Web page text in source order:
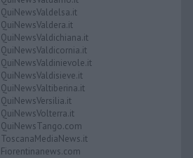
QuiNewsValdelsa.it
QuiNewsValdera.it
QuiNewsValdichiana.it
QuiNewsValdicornia.it
QuiNewsValdinievole.it
QuiNewsValdisieve.it
QuiNewsValtiberina.it
QuiNewsVersilia.it
QuiNewsVolterra.it
QuiNewsTango.com
ToscanaMediaNews.it
Fiorentinanews.com